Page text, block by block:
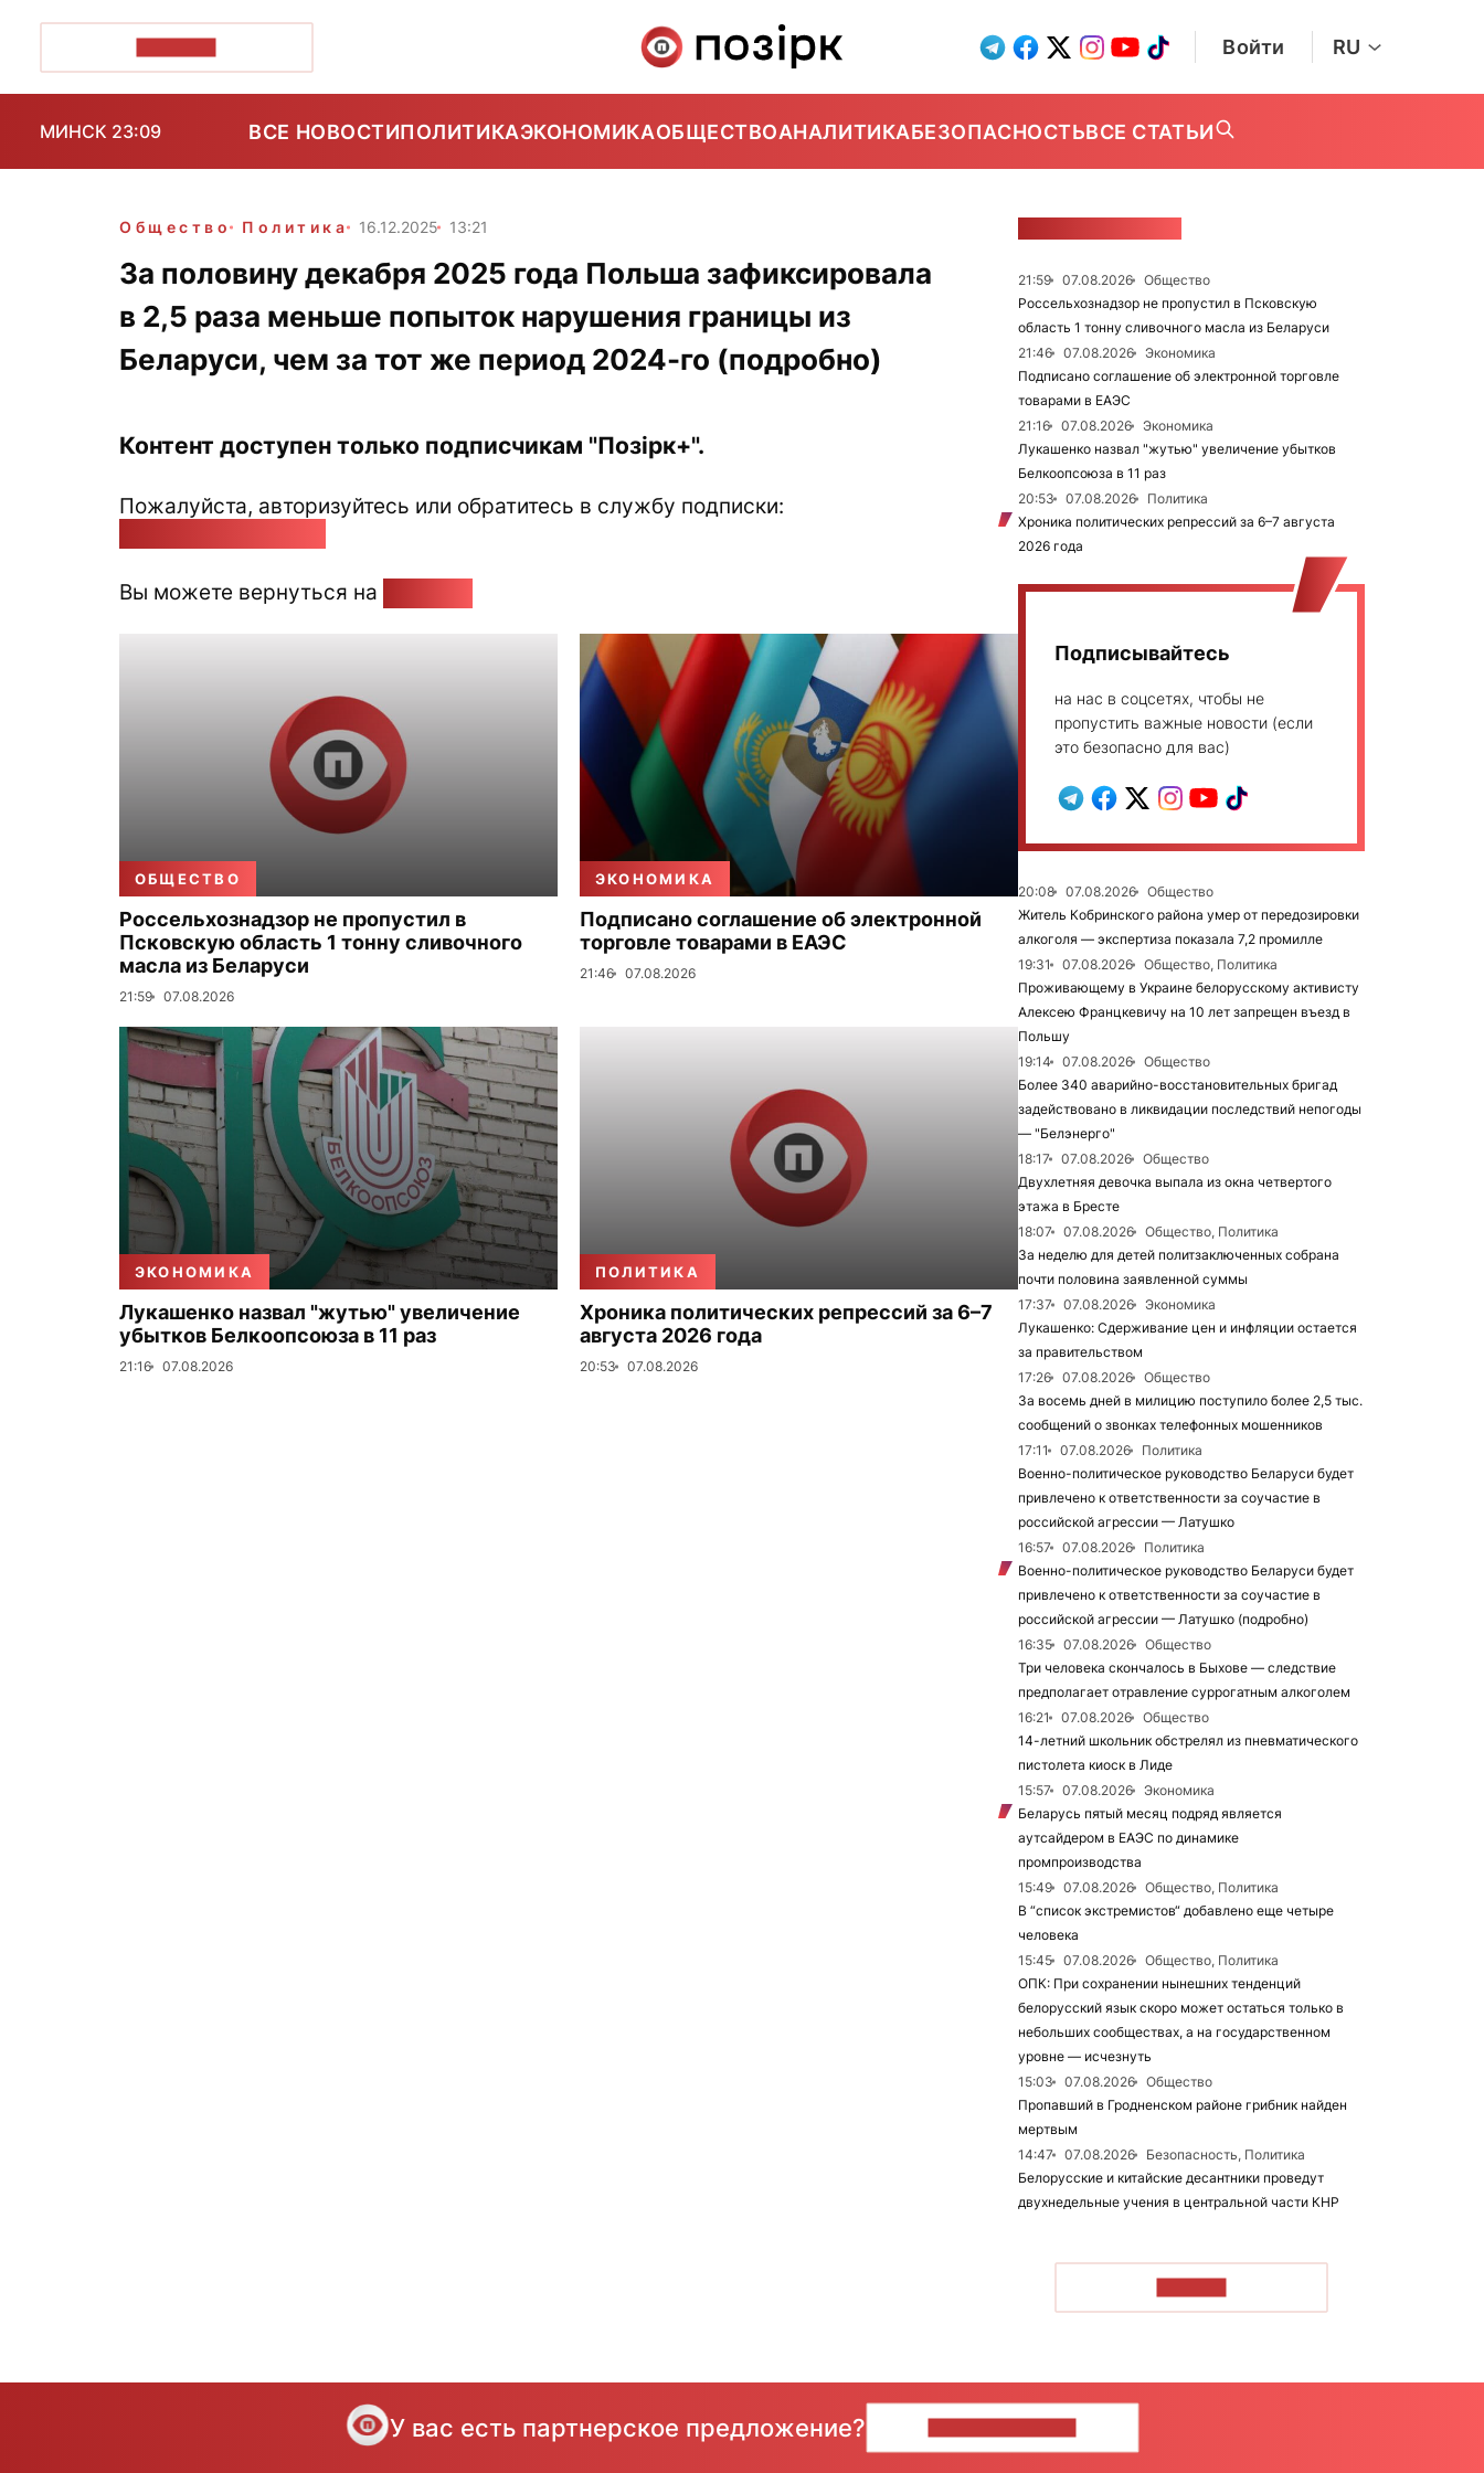
Войти RU
МИНСК 23:09 ВСЕ НОВОСТИПОЛИТИКАЭКОНОМИКАОБЩЕСТВОАНАЛИТИКАБЕЗОПАСНОСТЬВСЕ СТАТЬИ
Общество Политика 16.12.2025 13:21
За половину декабря 2025 года Польша зафиксировала
в 2,5 раза меньше попыток нарушения границы из
Беларуси, чем за тот же период 2024-го (подробно)
Контент доступен только подписчикам "Позірк+".
Пожалуйста, авторизуйтесь или обратитесь в службу подписки:
Вы можете вернуться на
ОБЩЕСТВО
Россельхознадзор не пропустил в
Псковскую область 1 тонну сливочного
масла из Беларуси
21:59 07.08.2026
ЭКОНОМИКА
Подписано соглашение об электронной
торговле товарами в ЕАЭС
21:46 07.08.2026
ЭКОНОМИКА
Лукашенко назвал "жутью" увеличение
убытков Белкоопсоюза в 11 раз
21:16 07.08.2026
ПОЛИТИКА
Хроника политических репрессий за 6–7
августа 2026 года
20:53 07.08.2026
21:59 07.08.2026
Общество
Россельхознадзор не пропустил в Псковскую
область 1 тонну сливочного масла из Беларуси
21:46
07.08.2026
Экономика
Подписано соглашение об электронной торговле
товарами в ЕАЭС
21:16
07.08.2026
Экономика
Лукашенко назвал "жутью" увеличение убытков
Белкоопсоюза в 11 раз
20:53
07.08.2026
Политика
Хроника политических репрессий за 6–7 августа
2026 года
Подписывайтесь
на нас в соцсетях, чтобы не
пропустить важные новости (если
это безопасно для вас)
20:08 07.08.2026
Общество
Житель Кобринского района умер от передозировки
алкоголя — экспертиза показала 7,2 промилле
19:31
07.08.2026
Общество, Политика
Проживающему в Украине белорусскому активисту
Алексею Францкевичу на 10 лет запрещен въезд в
Польшу
19:14
07.08.2026
Общество
Более 340 аварийно-восстановительных бригад
задействовано в ликвидации последствий непогоды
— "Белэнерго"
18:17
07.08.2026
Общество
Двухлетняя девочка выпала из окна четвертого
этажа в Бресте
18:07
07.08.2026
Общество, Политика
За неделю для детей политзаключенных собрана
почти половина заявленной суммы
17:37
07.08.2026
Экономика
Лукашенко: Сдерживание цен и инфляции остается
за правительством
17:26
07.08.2026
Общество
За восемь дней в милицию поступило более 2,5 тыс.
сообщений о звонках телефонных мошенников
17:11
07.08.2026
Политика
Военно-политическое руководство Беларуси будет
привлечено к ответственности за соучастие в
российской агрессии — Латушко
16:57
07.08.2026
Политика
Военно-политическое руководство Беларуси будет
привлечено к ответственности за соучастие в
российской агрессии — Латушко (подробно)
16:35
07.08.2026
Общество
Три человека скончалось в Быхове — следствие
предполагает отравление суррогатным алкоголем
16:21
07.08.2026
Общество
14-летний школьник обстрелял из пневматического
пистолета киоск в Лиде
15:57
07.08.2026
Экономика
Беларусь пятый месяц подряд является
аутсайдером в ЕАЭС по динамике
промпроизводства
15:49
07.08.2026
Общество, Политика
В “список экстремистов“ добавлено еще четыре
человека
15:45
07.08.2026
Общество, Политика
ОПК: При сохранении нынешних тенденций
белорусский язык скоро может остаться только в
небольших сообществах, а на государственном
уровне — исчезнуть
15:03
07.08.2026
Общество
Пропавший в Гродненском районе грибник найден
мертвым
14:47
07.08.2026
Безопасность, Политика
Белорусские и китайские десантники проведут
двухнедельные учения в центральной части КНР
У вас есть партнерское предложение?